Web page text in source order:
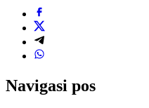
Navigasi pos